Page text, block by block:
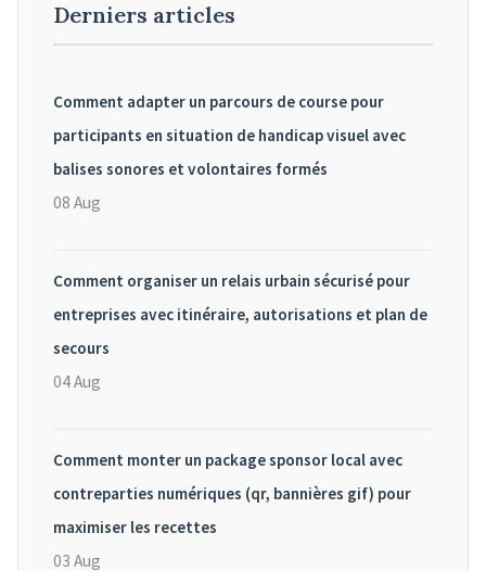
Derniers articles
Comment adapter un parcours de course pour
participants en situation de handicap visuel avec
balises sonores et volontaires formés
08 Aug
Comment organiser un relais urbain sécurisé pour
entreprises avec itinéraire, autorisations et plan de
secours
04 Aug
Comment monter un package sponsor local avec
contreparties numériques (qr, bannières gif) pour
maximiser les recettes
03 Aug